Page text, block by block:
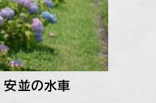
安並の水車